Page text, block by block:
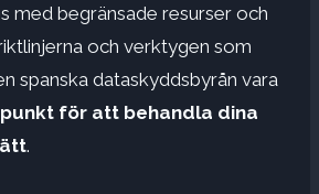
med begränsade resurser och
och verktygen som
spanska dataskyddsbyrån vara
för att behandla dina
.